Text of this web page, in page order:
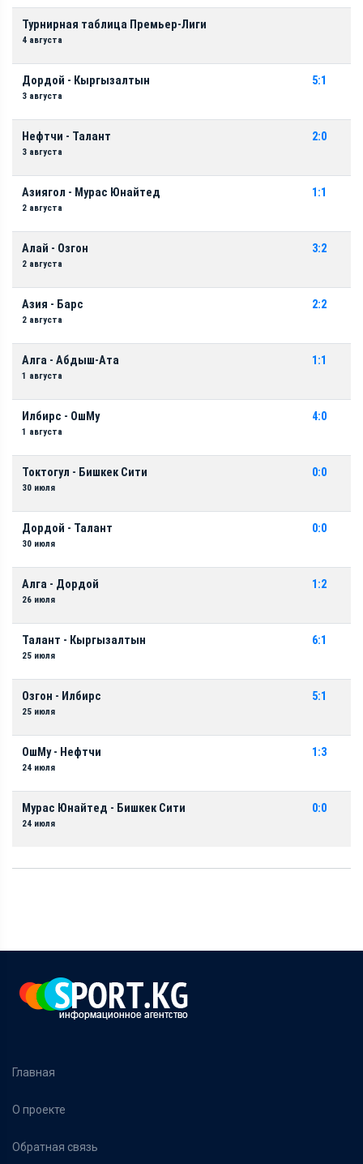
Турнирная таблица Премьер-Лиги
4 августа
Дордой - Кыргызалтын
3 августа
5:1
Нефтчи - Талант
3 августа
2:0
Азиягол - Мурас Юнайтед
2 августа
1:1
Алай - Озгон
2 августа
3:2
Азия - Барс
2 августа
2:2
Алга - Абдыш-Ата
1 августа
1:1
Илбирс - ОшМу
1 августа
4:0
Токтогул - Бишкек Сити
30 июля
0:0
Дордой - Талант
30 июля
0:0
Алга - Дордой
26 июля
1:2
Талант - Кыргызалтын
25 июля
6:1
Озгон - Илбирс
25 июля
5:1
ОшМу - Нефтчи
24 июля
1:3
Мурас Юнайтед - Бишкек Сити
24 июля
0:0
Главная
О проекте
Обратная связь